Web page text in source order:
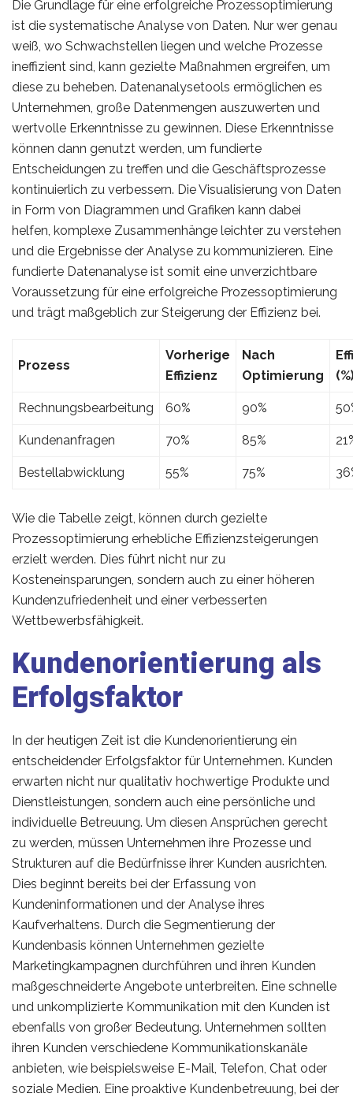
Die Grundlage für eine erfolgreiche Prozessoptimierung
ist die systematische Analyse von Daten. Nur wer genau
weiß, wo Schwachstellen liegen und welche Prozesse
ineffizient sind, kann gezielte Maßnahmen ergreifen, um
diese zu beheben. Datenanalysetools ermöglichen es
Unternehmen, große Datenmengen auszuwerten und
wertvolle Erkenntnisse zu gewinnen. Diese Erkenntnisse
können dann genutzt werden, um fundierte
Entscheidungen zu treffen und die Geschäftsprozesse
kontinuierlich zu verbessern. Die Visualisierung von Daten
in Form von Diagrammen und Grafiken kann dabei
helfen, komplexe Zusammenhänge leichter zu verstehen
und die Ergebnisse der Analyse zu kommunizieren. Eine
fundierte Datenanalyse ist somit eine unverzichtbare
Voraussetzung für eine erfolgreiche Prozessoptimierung
und trägt maßgeblich zur Steigerung der Effizienz bei.
Prozess
Vorherige
Effizienz
Nach
Optimierung
Rechnungsbearbeitung 60% 90%
Kundenanfragen 70% 85%
Bestellabwicklung 55% 75%
Wie die Tabelle zeigt, können durch gezielte
Prozessoptimierung erhebliche Effizienzsteigerungen
erzielt werden. Dies führt nicht nur zu
Kosteneinsparungen, sondern auch zu einer höheren
Kundenzufriedenheit und einer verbesserten
Wettbewerbsfähigkeit.
Kundenorientierung als
Erfolgsfaktor
In der heutigen Zeit ist die Kundenorientierung ein
entscheidender Erfolgsfaktor für Unternehmen. Kunden
erwarten nicht nur qualitativ hochwertige Produkte und
Dienstleistungen, sondern auch eine persönliche und
individuelle Betreuung. Um diesen Ansprüchen gerecht
zu werden, müssen Unternehmen ihre Prozesse und
Strukturen auf die Bedürfnisse ihrer Kunden ausrichten.
Dies beginnt bereits bei der Erfassung von
Kundeninformationen und der Analyse ihres
Kaufverhaltens. Durch die Segmentierung der
Kundenbasis können Unternehmen gezielte
Marketingkampagnen durchführen und ihren Kunden
maßgeschneiderte Angebote unterbreiten. Eine schnelle
und unkomplizierte Kommunikation mit den Kunden ist
ebenfalls von großer Bedeutung. Unternehmen sollten
ihren Kunden verschiedene Kommunikationskanäle
anbieten, wie beispielsweise E-Mail, Telefon, Chat oder
soziale Medien. Eine proaktive Kundenbetreuung, bei der